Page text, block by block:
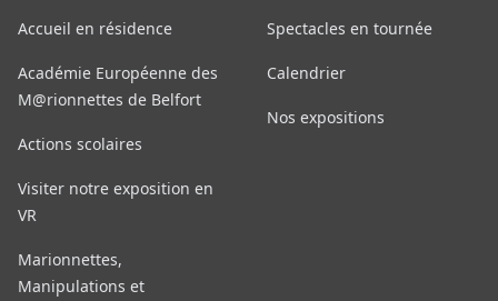
Accueil en résidence
Académie Européenne des
M@rionnettes de Belfort
Actions scolaires
Visiter notre exposition en
VR
Marionnettes,
Manipulations et
Spectacles en tournée
Calendrier
Nos expositions